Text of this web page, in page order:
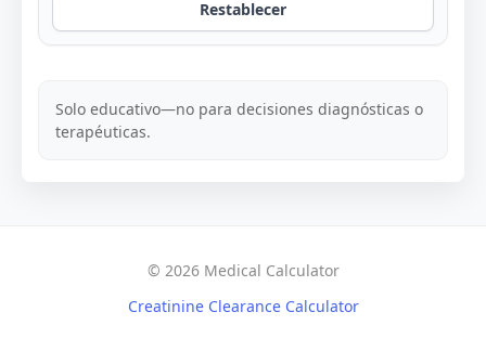
Restablecer
Solo educativo—no para decisiones diagnósticas o
terapéuticas.
© 2026 Medical Calculator
Creatinine Clearance Calculator